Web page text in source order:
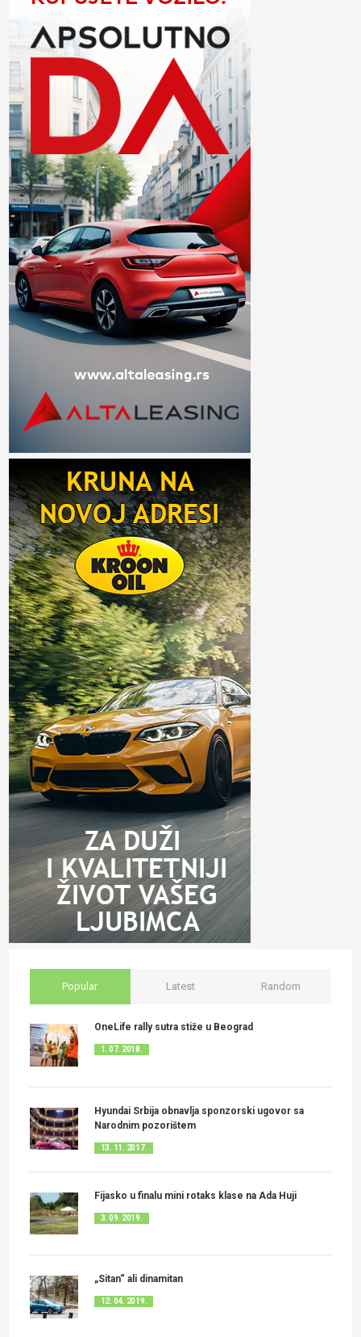
Popular Latest Random
OneLife rally sutra stiže u Beograd
1. 07. 2018.
Hyundai Srbija obnavlja sponzorski ugovor sa
Narodnim pozorištem
13. 11. 2017.
Fijasko u finalu mini rotaks klase na Ada Huji
3. 09. 2019.
„Sitan“ ali dinamitan
12. 04. 2019.